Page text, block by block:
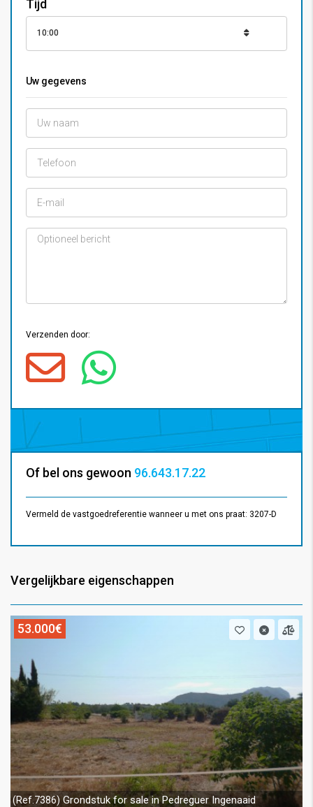
Tijd
10:00
Uw gegevens
Verzenden door:
Of bel ons gewoon 96.643.17.22
Vermeld de vastgoedreferentie wanneer u met ons praat: 3207-D
Vergelijkbare eigenschappen
53.000€
(Ref.7386)Grondstuk for sale in Pedreguer Ingenaaid